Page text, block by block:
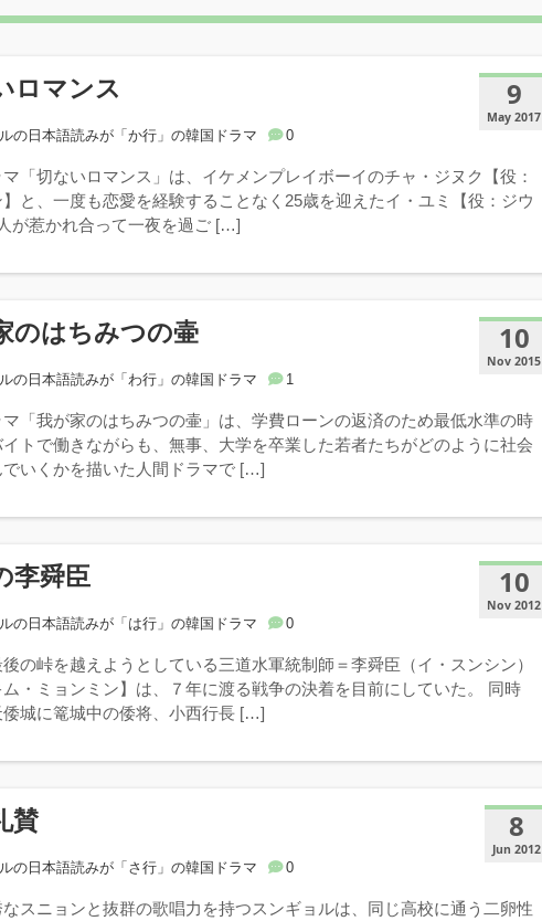
9
May 2017
ロマンス
の日本語読みが「か行」の韓国ドラマ 0
「切ないロマンス」は、イケメンプレイボーイのチャ・ジヌク【役：
】と、一度も恋愛を経験することなく25歳を迎えたイ・ユミ【役：ジウ
が惹かれ合って一夜を過ご […]
10
Nov 2015
のはちみつの壷
の日本語読みが「わ行」の韓国ドラマ 1
「我が家のはちみつの壷」は、学費ローンの返済のため最低水準の時
トで働きながらも、無事、大学を卒業した若者たちがどのように社会
でいくかを描いた人間ドラマで […]
10
Nov 2012
李舜臣
の日本語読みが「は行」の韓国ドラマ 0
の峠を越えようとしている三道水軍統制師＝李舜臣（イ・スンシン）
ム・ミョンミン】は、７年に渡る戦争の決着を目前にしていた。 同時
倭城に篭城中の倭将、小西行長 […]
8
Jun 2012
賛
の日本語読みが「さ行」の韓国ドラマ 0
スニョンと抜群の歌唱力を持つスンギョルは、同じ高校に通う二卵性